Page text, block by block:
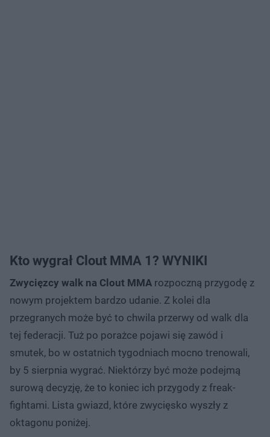
Kto wygrał Clout MMA 1? WYNIKI
Zwycięzcy walk na Clout MMA rozpoczną przygodę z
nowym projektem bardzo udanie. Z kolei dla
przegranych może być to chwila przerwy od walk dla
tej federacji. Tuż po porażce pojawi się zawód i
smutek, bo w ostatnich tygodniach mocno trenowali,
by 5 sierpnia wygrać. Niektórzy być może podejmą
surową decyzję, że to koniec ich przygody z freak-
fightami. Lista gwiazd, które zwycięsko wyszły z
oktagonu poniżej.